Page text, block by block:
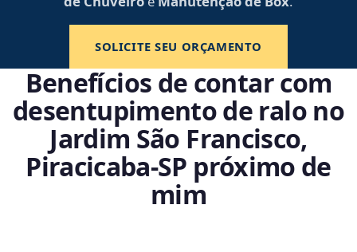
SOLICITE SEU ORÇAMENTO
Benefícios de contar com
desentupimento de ralo no
Jardim São Francisco,
Piracicaba‑SP próximo de
mim